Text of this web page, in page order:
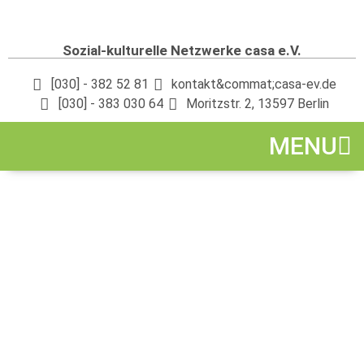
Sozial-kulturelle Netzwerke casa e.V.
[030] - 382 52 81
kontakt&commat;casa-ev.de
[030] - 383 030 64
Moritzstr. 2, 13597 Berlin
MENU